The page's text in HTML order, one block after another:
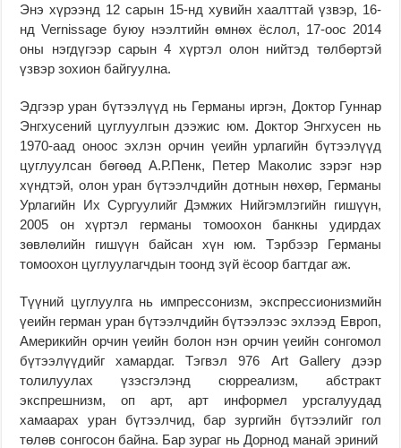
Энэ хүрээнд 12 сарын 15-нд хувийн хаалттай үзвэр, 16-
нд Vernissage буюу нээлтийн өмнөх ёслол, 17-оос 2014
оны нэгдүгээр сарын 4 хүртэл олон нийтэд төлбөртэй
үзвэр зохион байгуулна.
Эдгээр уран бүтээлүүд нь Германы иргэн, Доктор Гуннар
Энгхусений цуглуулгын дээжис юм. Доктор Энгхусен нь
1970-аад оноос эхлэн орчин үеийн урлагийн бүтээлүүд
цуглуулсан бөгөөд А.Р.Пенк, Петер Маколис зэрэг нэр
хүндтэй, олон уран бүтээлчдийн дотнын нөхөр, Германы
Урлагийн Их Сургуулийг Дэмжих Нийгэмлэгийн гишүүн,
2005 он хүртэл германы томоохон банкны удирдах
зөвлөлийн гишүүн байсан хүн юм. Тэрбээр Германы
томоохон цуглуулагчдын тоонд зүй ёсоор багтдаг аж.
Түүний цуглуулга нь импрессонизм, экспрессионизмийн
үеийн герман уран бүтээлчдийн бүтээлээс эхлээд Европ,
Америкийн орчин үеийн болон нэн орчин үеийн сонгомол
бүтээлүүдийг хамардаг. Тэгвэл 976 Art Gallery дээр
толилуулах үзэсгэлэнд сюрреализм, абстракт
экспрешнизм, оп арт, арт информел урсгалуудад
хамаарах уран бүтээлчид, бар зургийн бүтээлийг гол
төлөв сонгосон байна. Бар зураг нь Дорнод манай эриний